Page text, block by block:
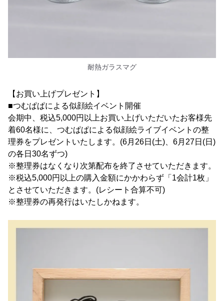
耐熱ガラスマグ
【お買い上げプレゼント】
■つむぱぱによる似顔絵イベント開催
会期中、税込5,000円以上お買い上げいただいたお客様先
着60名様に、つむぱぱによる似顔絵ライブイベントの整
理券をプレゼントいたします。(6月26日(土)、6月27日(日)
の各日30名ずつ)
※整理券はなくなり次第配布を終了させていただきます。
※税込5,000円以上の購入金額にかかわらず「1会計1枚」
とさせていただきます。(レシート合算不可)
※整理券の再発行はいたしかねます。